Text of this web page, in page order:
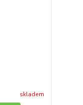
skladem